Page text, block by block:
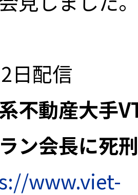
日配信
不動産大手
ン会長に死
www.viet-